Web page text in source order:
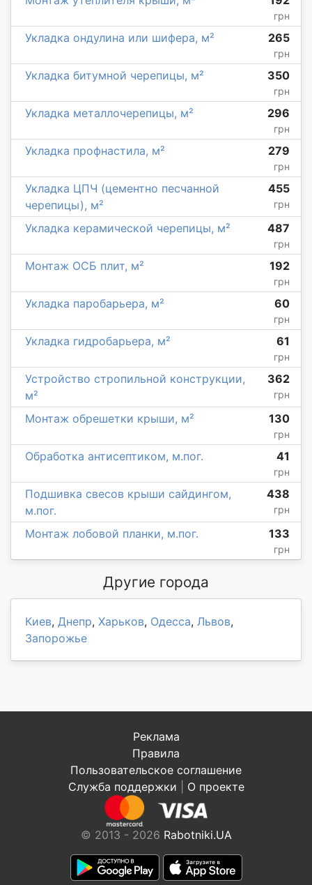
грн
Укладка ондулина или шифера, м² 265
грн
Укладка битумной черепицы, м² 350
грн
Укладка металлочерепицы, м² 296
грн
Укладка профнастила, м² 279
грн
Укладка ЦПЧ (цементно песчанной
черепицы), м²
455
грн
Укладка керамической черепицы, м² 487
грн
Монтаж ОСБ плит, м² 192
грн
Укладка паробарьера, м² 60
грн
Укладка гидробарьера, м² 61
грн
Устройство стропильной конструкции,
м²
362
грн
Монтаж обрешетки крыши, м² 130
грн
Обработка антисептиком, м.пог. 41
грн
Подшивка свесов крыши сайдингом,
м.пог.
438
грн
Монтаж лобовой планки, м.пог. 133
грн
Другие города
Киев, Днепр, Харьков, Одесса, Львов,
Запорожье
Реклама
Правила
Пользовательское соглашение
Служба поддержки
О проекте
© 2013 - 2026 Rabotniki.UA